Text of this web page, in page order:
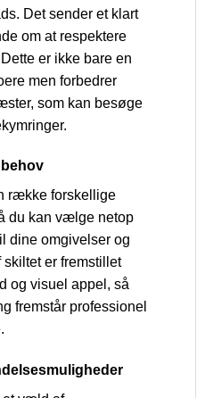
Det sender et klart
om at respektere
er ikke bare en
men forbedrer
som kan besøge
række forskellige
du kan vælge netop
dine omgivelser og
skiltet er fremstillet
og visuel appel, så
fremstår professionel